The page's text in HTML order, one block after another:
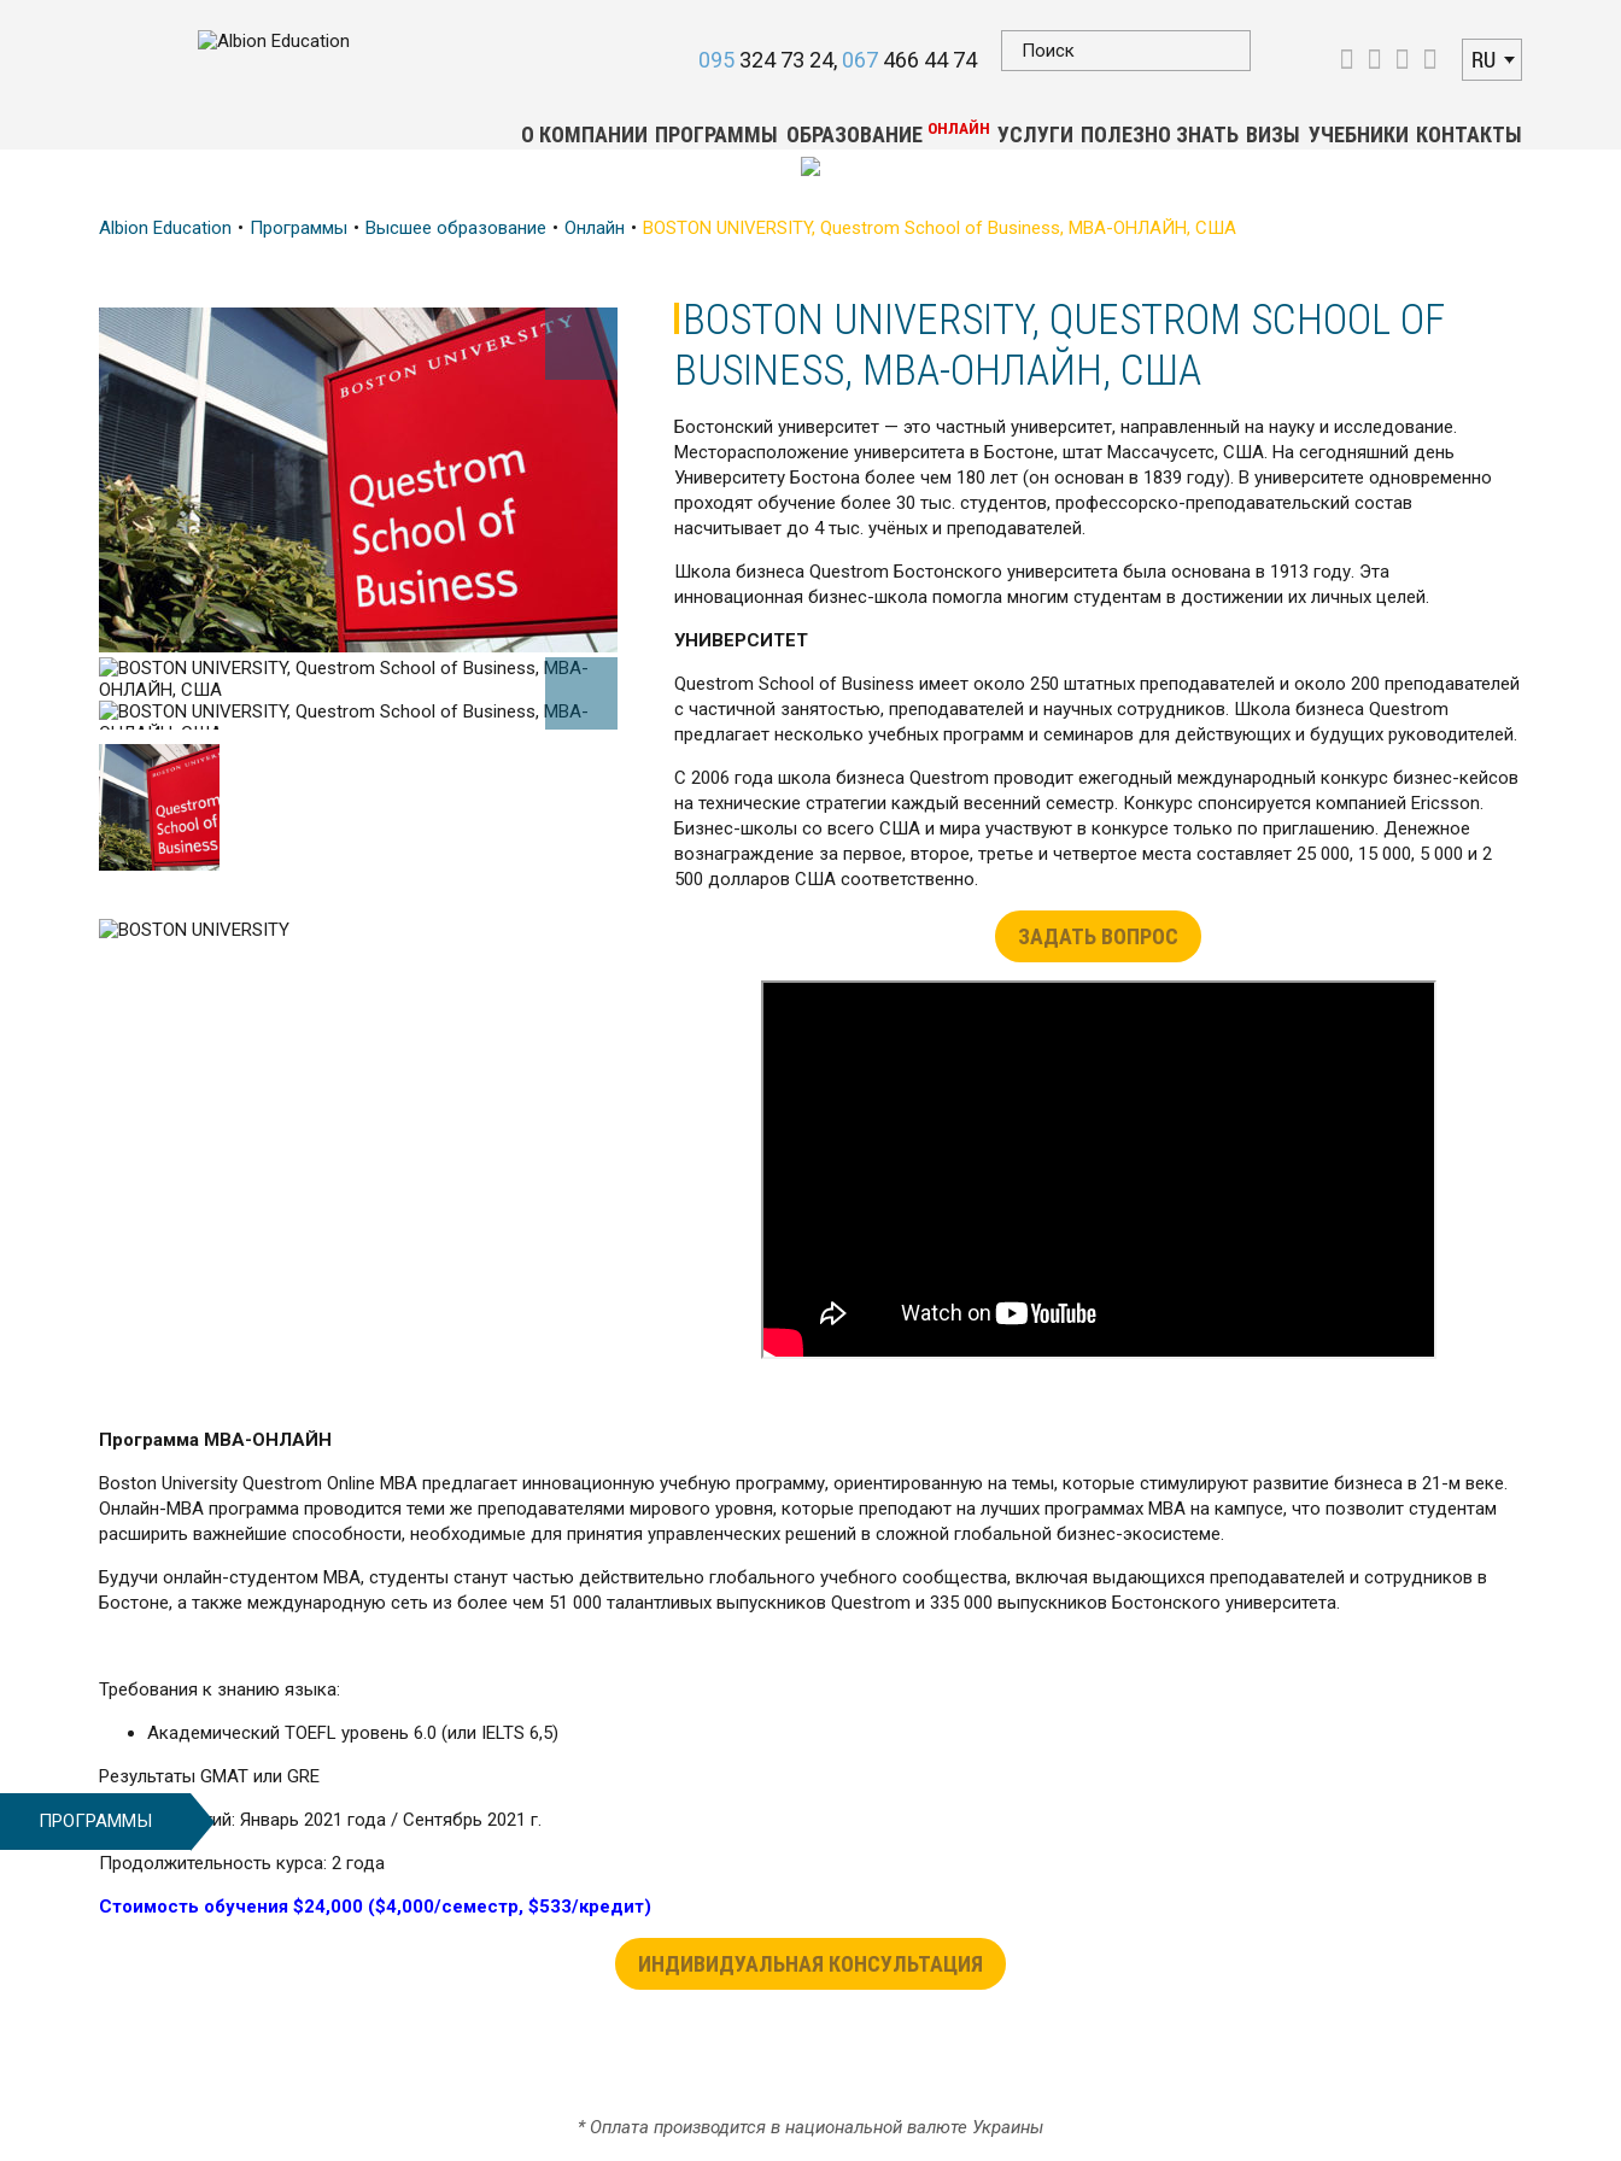
095 324 73 24 067 466 44 74 RU
О КОМПАНИИ ПРОГРАММЫ ОБРАЗОВАНИЕ ОНЛАЙН УСЛУГИ ПОЛЕЗНО ЗНАТЬ ВИЗЫ УЧЕБНИКИ КОНТАКТЫ
Albion Education Программы Высшее образование Онлайн BOSTON UNIVERSITY, Questrom School of Business, МВА-ОНЛАЙН, США
BOSTON UNIVERSITY, QUESTROM SCHOOL OF
BUSINESS, МВА-ОНЛАЙН, США
Бостонский университет — это частный университет, направленный на науку и исследование.
Месторасположение университета в Бостоне, штат Массачусетс, США. На сегодняшний день
Университету Бостона более чем 180 лет (он основан в 1839 году). В университете одновременно
проходят обучение более 30 тыс. студентов, профессорско-преподавательский состав
насчитывает до 4 тыс. учёных и преподавателей.
Школа бизнеса Questrom Бостонского университета была основана в 1913 году. Эта
инновационная бизнес-школа помогла многим студентам в достижении их личных целей.
УНИВЕРСИТЕТ
Questrom School of Business имеет около 250 штатных преподавателей и около 200 преподавателей
с частичной занятостью, преподавателей и научных сотрудников. Школа бизнеса Questrom
предлагает несколько учебных программ и семинаров для действующих и будущих руководителей.
С 2006 года школа бизнеса Questrom проводит ежегодный международный конкурс бизнес-кейсов
на технические стратегии каждый весенний семестр. Конкурс спонсируется компанией Ericsson.
Бизнес-школы со всего США и мира участвуют в конкурсе только по приглашению. Денежное
вознаграждение за первое, второе, третье и четвертое места составляет 25 000, 15 000, 5 000 и 2
500 долларов США соответственно.
ЗАДАТЬ ВОПРОС
Программа МВА-ОНЛАЙН
Boston University Questrom Online MBA предлагает инновационную учебную программу, ориентированную на темы, которые стимулируют развитие бизнеса в 21-м веке.
Онлайн-MBA программа проводится теми же преподавателями мирового уровня, которые преподают на лучших программах MBA на кампусе, что позволит студентам
расширить важнейшие способности, необходимые для принятия управленческих решений в сложной глобальной бизнес-экосистеме.
Будучи онлайн-студентом MBA, студенты станут частью действительно глобального учебного сообщества, включая выдающихся преподавателей и сотрудников в
Бостоне, а также международную сеть из более чем 51 000 талантливых выпускников Questrom и 335 000 выпускников Бостонского университета.
Требования к знанию языка:
Академический TOEFL уровень 6.0 (или IELTS 6,5)
Результаты GMAT или GRE
Начало занятий: Январь 2021 года / Сентябрь 2021 г.
Продолжительность курса: 2 года
Стоимость обучения $24,000 ($4,000/семестр, $533/кредит)
ИНДИВИДУАЛЬНАЯ КОНСУЛЬТАЦИЯ
* Оплата производится в национальной валюте Украины
ПРОГРАММЫ